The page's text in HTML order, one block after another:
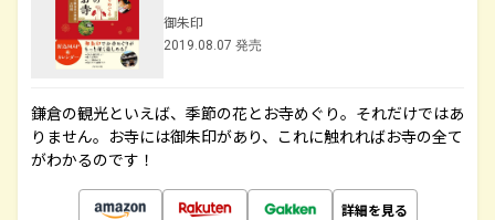
御朱印
2019.08.07 発売
鎌倉の観光といえば、季節の花とお寺めぐり。それだけではあ
りません。お寺には御朱印があり、これに触れればお寺の全て
がわかるのです！
詳細を見る